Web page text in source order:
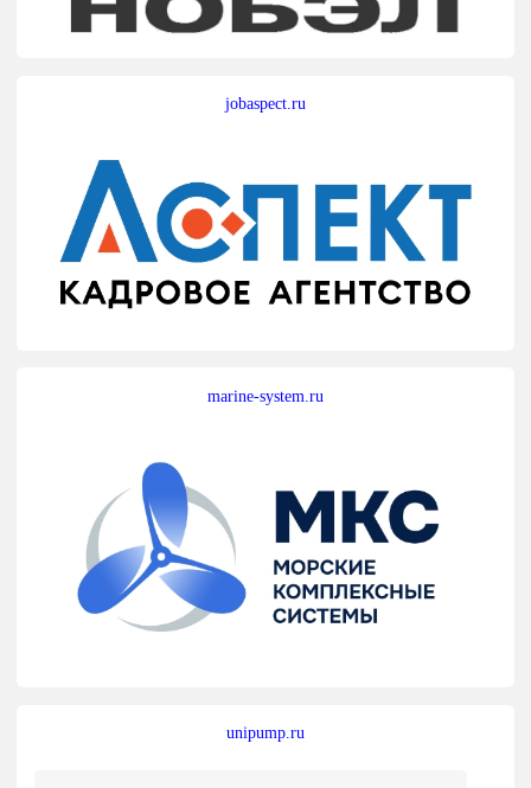
jobaspect.ru
marine-system.ru
unipump.ru